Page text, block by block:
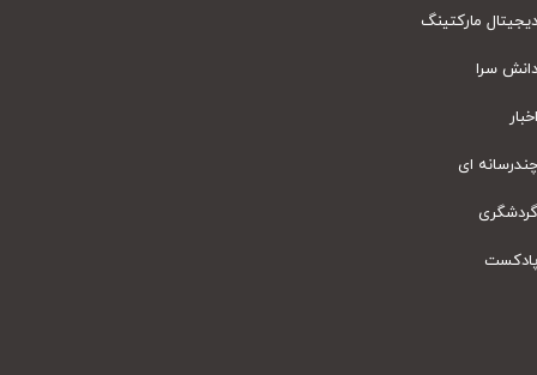
مارکتینگ
سرا
ای